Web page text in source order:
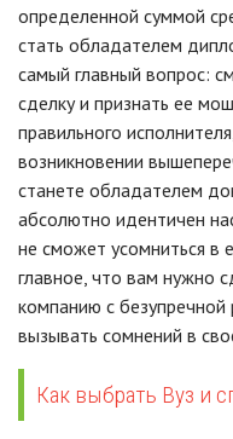
определенной суммой
стать обладателем
самый главный вопрос:
сделку и признать ее
правильного
возникновении
станете обладателем
абсолютно идентичен
не сможет усомниться в
главное, что вам нужно
компанию с безупречной
вызывать сомнений в
Как выбрать Вуз и